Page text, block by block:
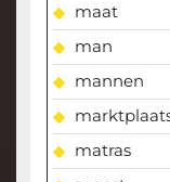
maat
man
mannen
matras